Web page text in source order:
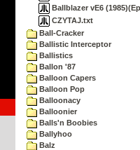
Ballblazer vE6
CZYTAJ.txt
Ball-Cracker
Ballistic Interceptor
Ballistics
Ballon '87
Balloon Capers
Balloon Pop
Balloonacy
Balloonier
Balls'n Boobies
Ballyhoo
Balz